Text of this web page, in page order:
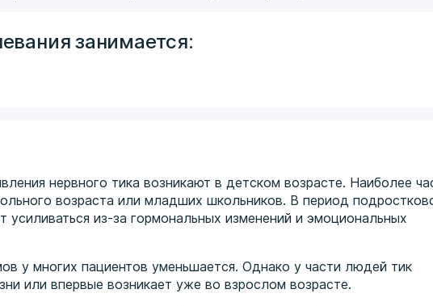
занимается:
нервного тика возникают в детском возрасте. Наиболее
возраста или младших школьников. В период
усиливаться из-за гормональных изменений и эмоциональных
у многих пациентов уменьшается. Однако у части людей тик
или впервые возникает уже во взрослом возрасте.